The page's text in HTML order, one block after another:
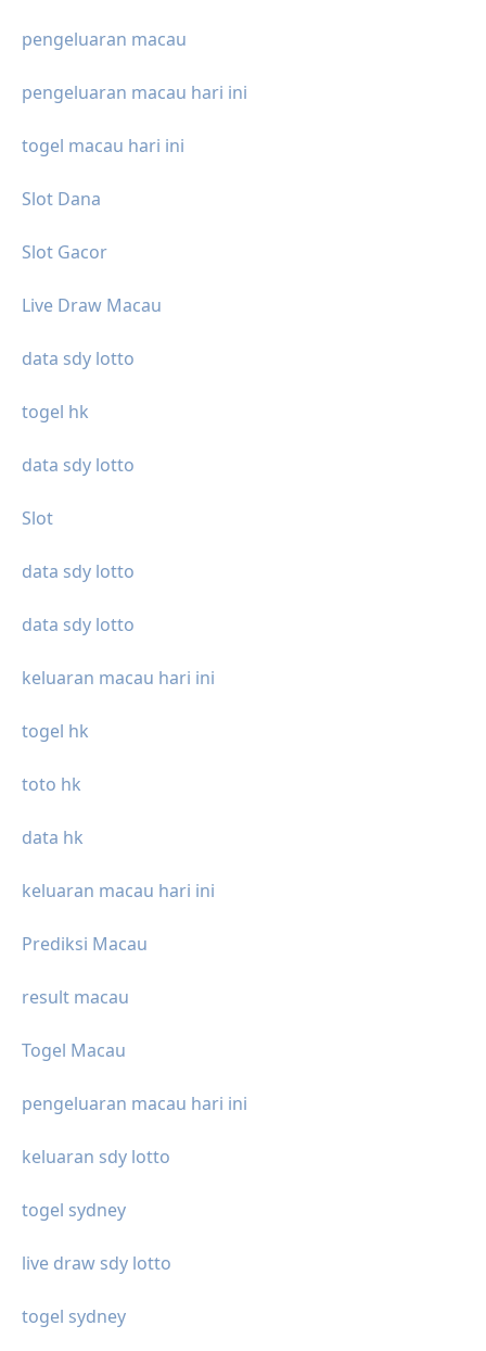
pengeluaran macau
pengeluaran macau hari ini
togel macau hari ini
Slot Dana
Slot Gacor
Live Draw Macau
data sdy lotto
togel hk
data sdy lotto
Slot
data sdy lotto
data sdy lotto
keluaran macau hari ini
togel hk
toto hk
data hk
keluaran macau hari ini
Prediksi Macau
result macau
Togel Macau
pengeluaran macau hari ini
keluaran sdy lotto
togel sydney
live draw sdy lotto
togel sydney